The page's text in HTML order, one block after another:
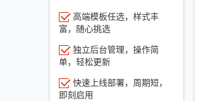
高端模板任选，样式丰
富，随心挑选
独立后台管理，操作简
单，轻松更新
快速上线部署，周期短，
即刻启用